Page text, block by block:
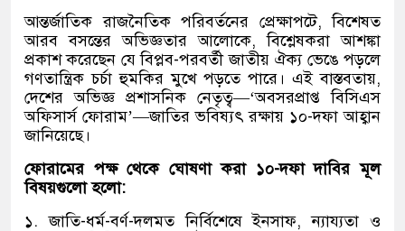
আন্তর্জাতিক রাজনৈতিক পরিবর্তনের প্রেক্ষাপটে, বিশেষত
আরব বসন্তের অভিজ্ঞতার আলোকে, বিশ্লেষকরা আশঙ্কা
প্রকাশ করেছেন যে বিপ্লব-পরবর্তী জাতীয় ঐক্য ভেঙে পড়লে
গণতান্ত্রিক চর্চা হুমকির মুখে পড়তে পারে। এই বাস্তবতায়,
দেশের অভিজ্ঞ প্রশাসনিক নেতৃত্ব—‘অবসরপ্রাপ্ত বিসিএস
অফিসার্স ফোরাম’—জাতির ভবিষ্যৎ রক্ষায় ১০-দফা আহ্বান
জানিয়েছে।
ফোরামের পক্ষ থেকে ঘোষণা করা ১০-দফা দাবির মূল
বিষয়গুলো হলো:
১. জাতি-ধর্ম-বর্ণ-দলমত নির্বিশেষে ইনসাফ, ন্যায্যতা ও